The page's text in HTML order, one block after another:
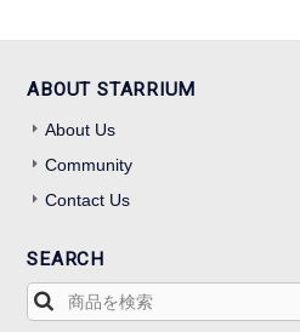
ABOUT STARRIUM
About Us
Community
Contact Us
SEARCH